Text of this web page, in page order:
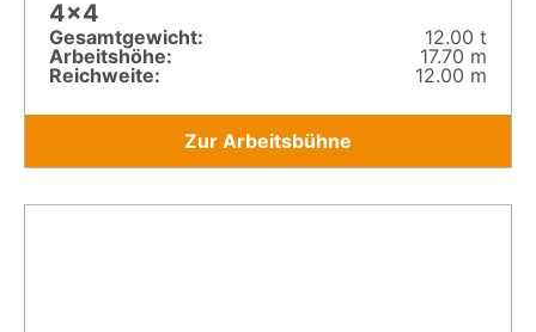
4×4
Gesamt­gewicht:
12.00 t
Arbeitshöhe:
17.70 m
Reichweite:
12.00 m
Zur Arbeitsbühne